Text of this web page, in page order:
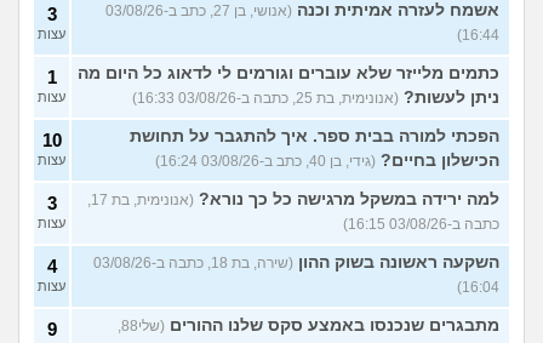
אשמח לעזרה אמיתית וכנה
(אנושי, בן 27, כתב ב-03/08/26
16:44)
3
עצות
כתמים מלייזר שלא עוברים וגורמים לי לדאוג כל היום מה
ניתן לעשות? (אנונימית, בת 25, כתבה ב-03/08/26 16:33)
1
עצות
הפכתי למורה בבית ספר. איך להתגבר על תחושת
הכישלון בחיים? (גידי, בן 40, כתב ב-03/08/26 16:24)
10
עצות
למה ירידה במשקל מרגישה כל כך נורא?
(אנונימית, בת 17,
כתבה ב-03/08/26 16:15)
3
עצות
השקעה ראשונה בשוק ההון
(שירה, בת 18, כתבה ב-03/08/26
16:04)
4
עצות
מתבגרים שנכנסו באמצע סקס שלנו ההורים
(שלי88,
9